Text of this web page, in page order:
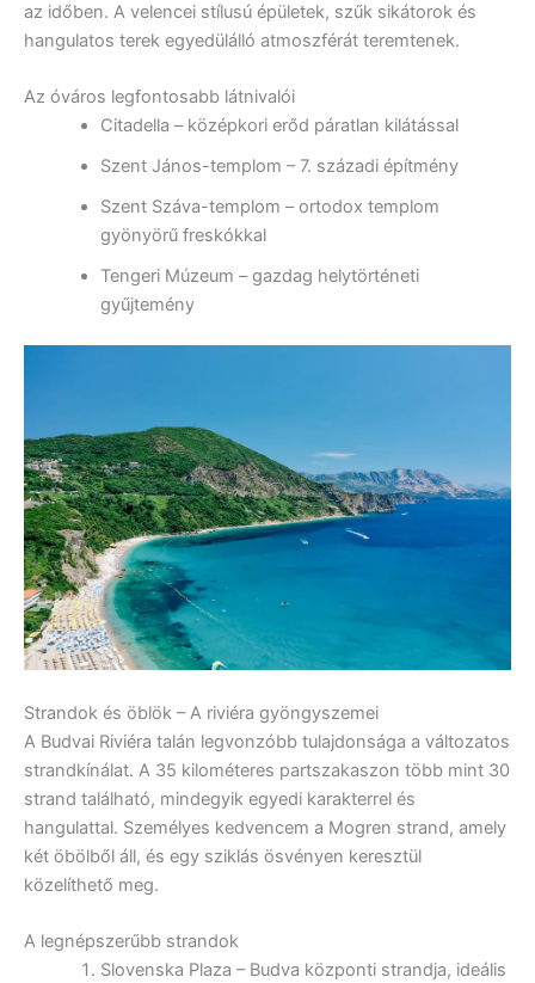
az időben. A velencei stílusú épületek, szűk sikátorok és
hangulatos terek egyedülálló atmoszférát teremtenek.
Az óváros legfontosabb látnivalói
Citadella – középkori erőd páratlan kilátással
Szent János-templom – 7. századi építmény
Szent Száva-templom – ortodox templom
gyönyörű freskókkal
Tengeri Múzeum – gazdag helytörténeti
gyűjtemény
Strandok és öblök – A riviéra gyöngyszemei
A Budvai Riviéra talán legvonzóbb tulajdonsága a változatos
strandkínálat. A 35 kilométeres partszakaszon több mint 30
strand található, mindegyik egyedi karakterrel és
hangulattal. Személyes kedvencem a Mogren strand, amely
két öbölből áll, és egy sziklás ösvényen keresztül
közelíthető meg.
A legnépszerűbb strandok
Slovenska Plaza – Budva központi strandja, ideális